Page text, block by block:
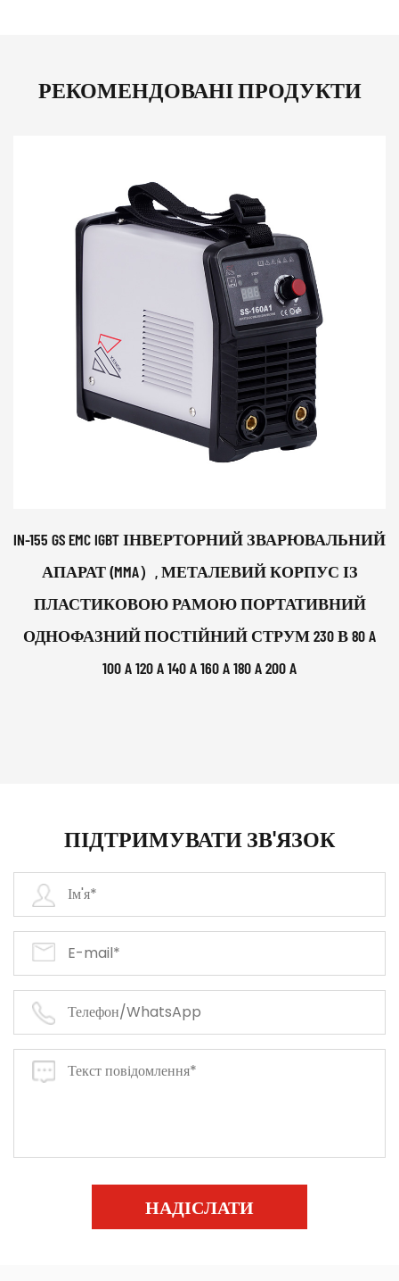
РЕКОМЕНДОВАНІ ПРОДУКТИ
IN-155 GS EMC IGBT ІНВЕРТОРНИЙ ЗВАРЮВАЛЬНИЙ
АПАРАТ (MMA）, МЕТАЛЕВИЙ КОРПУС ІЗ
ПЛАСТИКОВОЮ РАМОЮ ПОРТАТИВНИЙ
ОДНОФАЗНИЙ ПОСТІЙНИЙ СТРУМ 230 В 80 A
100 A 120 A 140 A 160 A 180 A 200 A
ПІДТРИМУВАТИ ЗВ'ЯЗОК
НАДІСЛАТИ